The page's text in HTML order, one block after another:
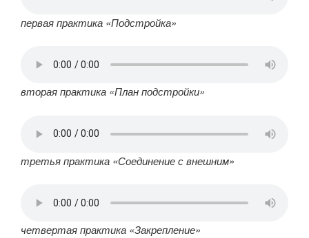
первая практика «Подстройка»
вторая практика «План подстройки»
третья практика «Соединение с внешним»
четвертая практика «Закрепление»